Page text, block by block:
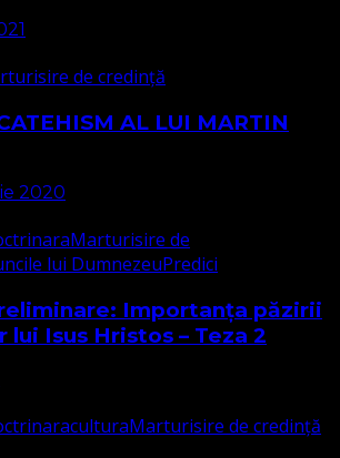
de credință
AL LUI MARTIN
2020
Marturisire de
lui DumnezeuPredici
Importanța păzirii
lui Isus Hristos – Teza 2
culturaMarturisire de credință